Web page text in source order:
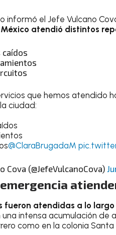
informó el Jefe Vulcano
atendió distintos
caídos
que hemos atendido
ciudad:
@ClaraBrugadaM
Cova (@JefeVulcanoCova)
emergencia
fueron atendidas a lo largo
intensa acumulación de
como en la colonia